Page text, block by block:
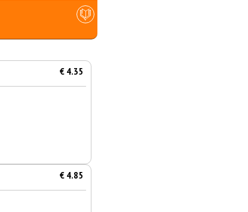
€ 4.35
€ 4.85